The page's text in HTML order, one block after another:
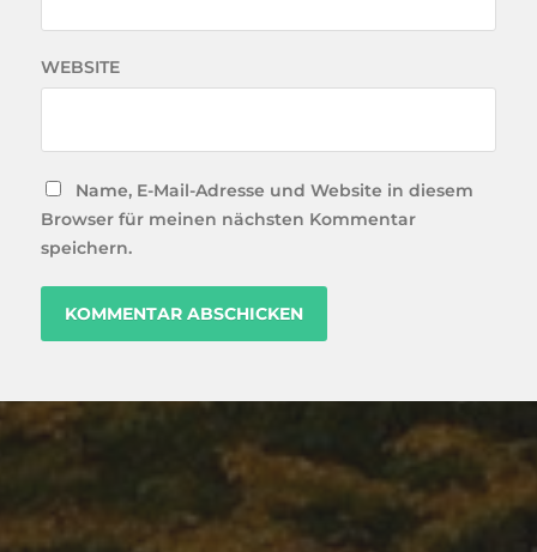
WEBSITE
Name, E-Mail-Adresse und Website in diesem
Browser für meinen nächsten Kommentar
speichern.